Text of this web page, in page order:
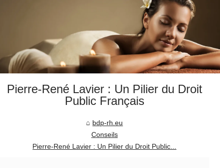
Pierre-René Lavier : Un Pilier du Droit
Public Français
bdp-rh.eu
Conseils
Pierre-René Lavier : Un Pilier du Droit Public...